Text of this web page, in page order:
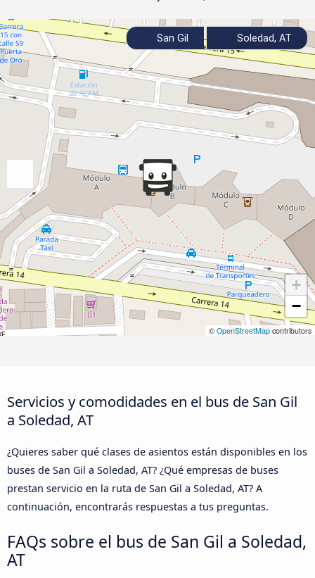
+
−
© OpenStreetMap contributors
San Gil Soledad, AT
Servicios y comodidades en el bus de San Gil
a Soledad, AT
¿Quieres saber qué clases de asientos están disponibles en los
buses de San Gil a Soledad, AT? ¿Qué empresas de buses
prestan servicio en la ruta de San Gil a Soledad, AT? A
continuación, encontrarás respuestas a tus preguntas.
FAQs sobre el bus de San Gil a Soledad,
AT